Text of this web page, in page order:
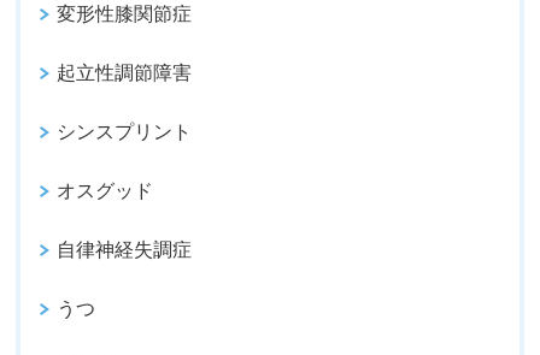
変形性膝関節症
起立性調節障害
シンスプリント
オスグッド
自律神経失調症
うつ